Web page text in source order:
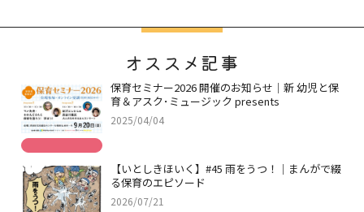
オススメ記事
保育セミナー2026 開催のお知らせ｜新 幼児と保
育＆アスク･ミュージック presents
2025/04/04
【いとしきほいく】#45 雨をうつ！｜まんがで綴
る保育のエピソード
2026/07/21